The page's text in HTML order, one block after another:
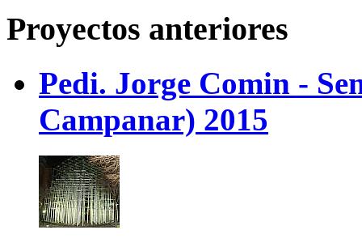
Proyectos anteriores
Pedi. Jorge Comin -
Campanar) 2015